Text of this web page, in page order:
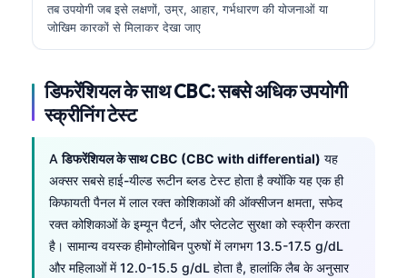
तब उपयोगी जब इसे लक्षणों, उम्र, आहार, गर्भधारण की योजनाओं या
जोखिम कारकों से मिलाकर देखा जाए
डिफरेंशियल के साथ CBC: सबसे अधिक उपयोगी
स्क्रीनिंग टेस्ट
Aडिफरेंशियल के साथ CBC (CBC with differential) यह
अक्सर सबसे हाई-यील्ड रूटीन ब्लड टेस्ट होता है क्योंकि यह एक ही
किफायती पैनल में लाल रक्त कोशिकाओं की ऑक्सीजन क्षमता, सफेद
रक्त कोशिकाओं के इम्यून पैटर्न, और प्लेटलेट सुरक्षा को स्क्रीन करता
है। सामान्य वयस्क हीमोग्लोबिन पुरुषों में लगभग 13.5-17.5 g/dL
और महिलाओं में 12.0-15.5 g/dL होता है, हालांकि लैब के अनुसार